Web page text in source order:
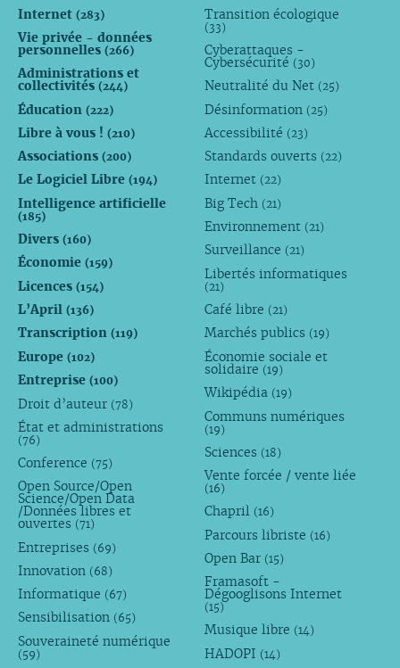
Internet (283)
Vie privée - données
personnelles (266)
Administrations et
collectivités (244)
Éducation (222)
Libre à vous ! (210)
Associations (200)
Le Logiciel Libre (194)
Intelligence artificielle
(185)
Divers (160)
Économie (159)
Licences (154)
L’April (136)
Transcription (119)
Europe (102)
Entreprise (100)
Droit d’auteur (78)
État et administrations
(76)
Conference (75)
Open Source/Open
Science/Open Data
/Données libres et
ouvertes (71)
Entreprises (69)
Innovation (68)
Informatique (67)
Sensibilisation (65)
Souveraineté numérique
(59)
Transition écologique
(33)
Cyberattaques -
Cybersécurité (30)
Neutralité du Net (25)
Désinformation (25)
Accessibilité (23)
Standards ouverts (22)
Internet (22)
Big Tech (21)
Environnement (21)
Surveillance (21)
Libertés informatiques
(21)
Café libre (21)
Marchés publics (19)
Économie sociale et
solidaire (19)
Wikipédia (19)
Communs numériques
(19)
Sciences (18)
Vente forcée / vente liée
(16)
Chapril (16)
Parcours libriste (16)
Open Bar (15)
Framasoft -
Dégooglisons Internet
(15)
Musique libre (14)
HADOPI (14)